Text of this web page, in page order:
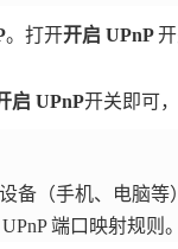
。打开开启 UPnP
启 UPnP开关即可
备（手机、电脑
端口映射规则。